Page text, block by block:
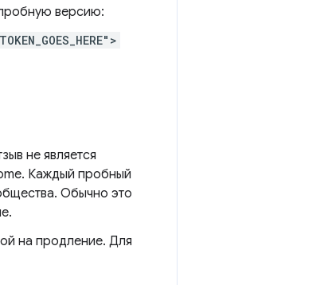
версию:
не является
Каждый пробный
Обычно это
на продление. Для